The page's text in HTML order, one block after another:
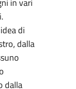
in vari
di
dalla
dalla